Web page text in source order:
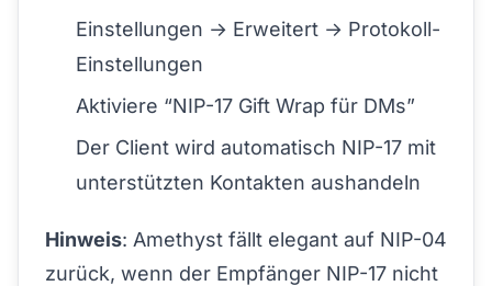
Einstellungen → Erweitert → Protokoll-
Einstellungen
Aktiviere “NIP-17 Gift Wrap für DMs”
Der Client wird automatisch NIP-17 mit
unterstützten Kontakten aushandeln
Hinweis: Amethyst fällt elegant auf NIP-04
zurück, wenn der Empfänger NIP-17 nicht